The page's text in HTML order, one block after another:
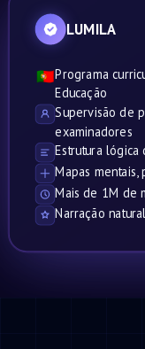
LUMILA
🇵🇹Programa
Educação
Supervisão de
examinadores
Estrutura lógica
Mapas
Mais de 1M de
Narração